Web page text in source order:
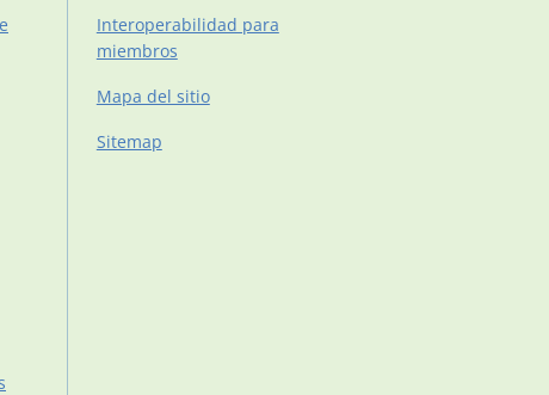
Interoperabilidad para
miembros
Mapa del sitio
Sitemap